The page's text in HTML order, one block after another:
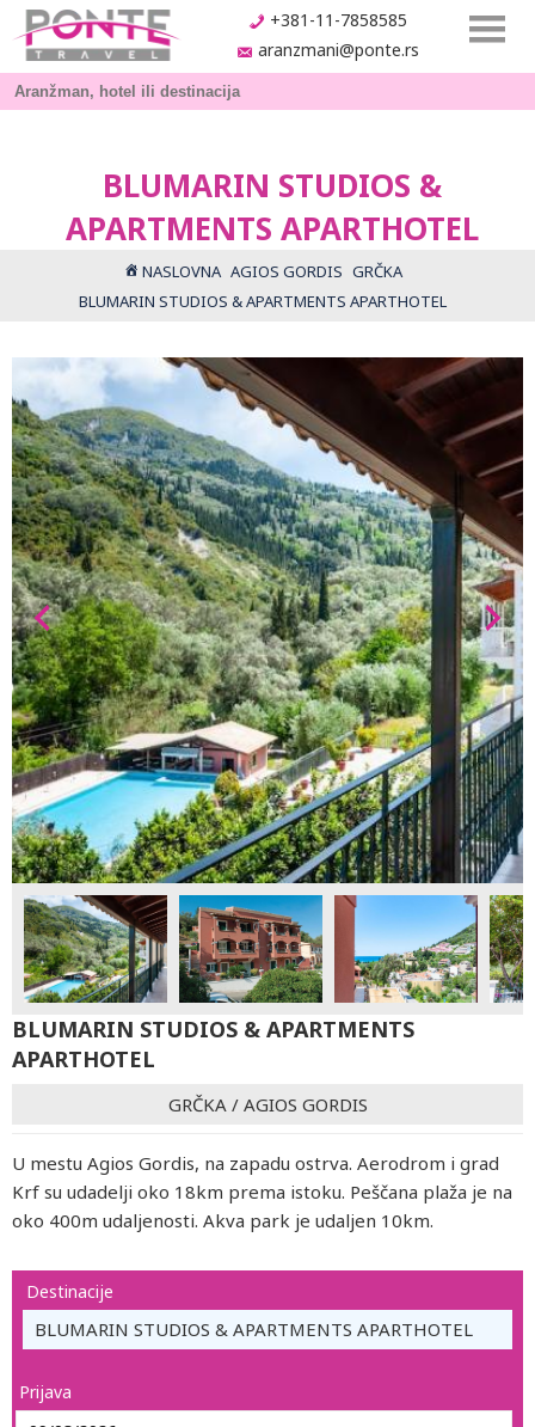
+381-11-7858585
aranzmani@ponte.rs
BLUMARIN STUDIOS &
APARTMENTS APARTHOTEL
NASLOVNA AGIOS GORDIS GRČKA
BLUMARIN STUDIOS & APARTMENTS APARTHOTEL
BLUMARIN STUDIOS & APARTMENTS
APARTHOTEL
GRČKA / AGIOS GORDIS
U mestu Agios Gordis, na zapadu ostrva. Aerodrom i grad
Krf su udadelji oko 18km prema istoku. Peščana plaža je na
oko 400m udaljenosti. Akva park je udaljen 10km.
Destinacije
BLUMARIN STUDIOS & APARTMENTS APARTHOTEL
Prijava